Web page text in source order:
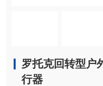
罗托克回转型户
行器